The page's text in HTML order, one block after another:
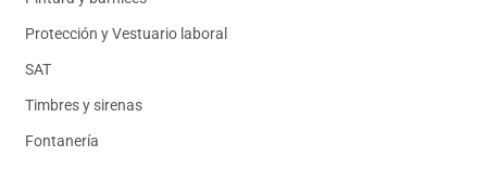
Protección y Vestuario laboral
SAT
Timbres y sirenas
Fontanería